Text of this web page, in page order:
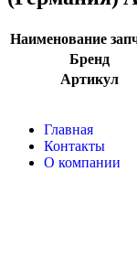
Наименование
Бренд
Артикул
Главная
Контакты
О компании